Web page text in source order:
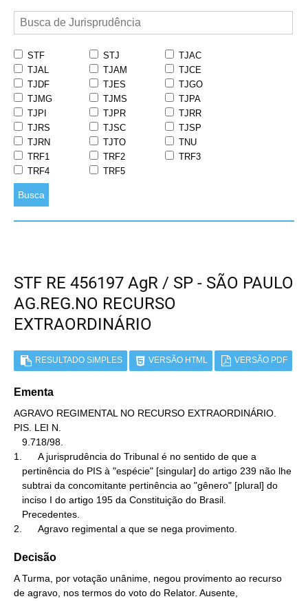
STF STJ
TJAC
TJAL
TJAM
TJCE
TJDF
TJES
TJGO
TJMG
TJMS
TJPA
TJPI
TJPR
TJRR
TJRS
TJSC
TJSP
TJRN
TJTO
TNU
TRF1
TRF2
TRF3
TRF4
TRF5
Busca
STF RE 456197 AgR / SP - SÃO PAULO
AG.REG.NO RECURSO
EXTRAORDINÁRIO
RESULTADO SIMPLES VERSÃO HTML VERSÃO PDF
Ementa
AGRAVO REGIMENTAL NO RECURSO EXTRAORDINÁRIO.
PIS. LEI N.
1.      A jurisprudência do Tribunal é no sentido de que a
2.      Agravo regimental a que se nega provimento.
Decisão
A Turma, por votação unânime, negou provimento ao recurso
de agravo, nos termos do voto do Relator. Ausente,